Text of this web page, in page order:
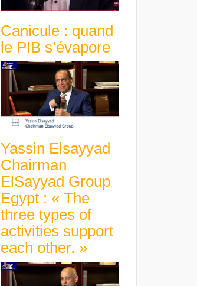
Canicule : quand
le PIB s’évapore
Yassin Elsayyad
Chairman
ElSayyad Group
Egypt : « The
three types of
activities support
each other. »